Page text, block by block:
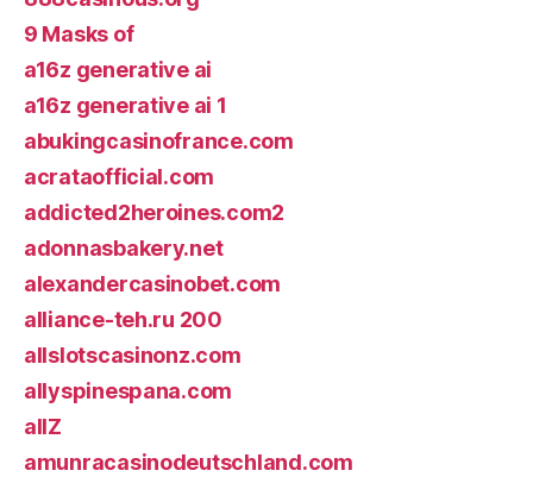
9 Masks of
a16z generative ai
a16z generative ai 1
abukingcasinofrance.com
acrataofficial.com
addicted2heroines.com2
adonnasbakery.net
alexandercasinobet.com
alliance-teh.ru 200
allslotscasinonz.com
allyspinespana.com
allZ
amunracasinodeutschland.com